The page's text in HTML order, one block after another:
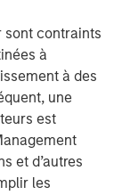
sont contraints
à
à des
une
est
et d’autres
les
valuations
GPs are
from their
Therefore,
making new